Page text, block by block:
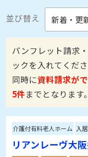
並び替え
パンフレット請求
ックを入れてくださ
同時に資料請求が
5件までとなります。
介護付有料老人ホーム 入
リアンレーヴ大